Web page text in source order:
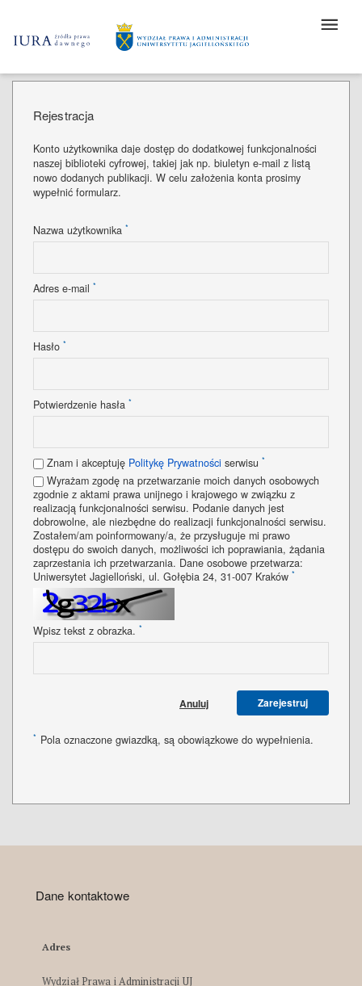
Rejestracja
Konto użytkownika daje dostęp do dodatkowej funkcjonalności
naszej biblioteki cyfrowej, takiej jak np. biuletyn e-mail z listą
nowo dodanych publikacji. W celu założenia konta prosimy
wypełnić formularz.
Nazwa użytkownika *
Adres e-mail *
Hasło *
Potwierdzenie hasła *
Znam i akceptuję Politykę Prywatności serwisu *
Wyrażam zgodę na przetwarzanie moich danych osobowych
zgodnie z aktami prawa unijnego i krajowego w związku z
realizacją funkcjonalności serwisu. Podanie danych jest
dobrowolne, ale niezbędne do realizacji funkcjonalności serwisu.
Zostałem/am poinformowany/a, że przysługuje mi prawo
dostępu do swoich danych, możliwości ich poprawiania, żądania
zaprzestania ich przetwarzania. Dane osobowe przetwarza:
Uniwersytet Jagielloński, ul. Gołębia 24, 31-007 Kraków *
Wpisz tekst z obrazka. *
Anuluj Zarejestruj
* Pola oznaczone gwiazdką, są obowiązkowe do wypełnienia.
Dane kontaktowe
Adres
Wydział Prawa i Administracji UJ